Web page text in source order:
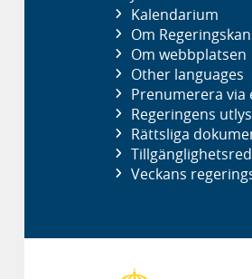
Kalendarium
Om
Om webbplatsen
Other languages
Prenumerera via
Regeringens
Rättsliga
Veckans